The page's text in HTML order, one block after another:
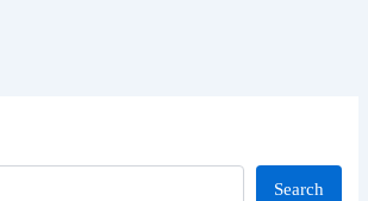
Search